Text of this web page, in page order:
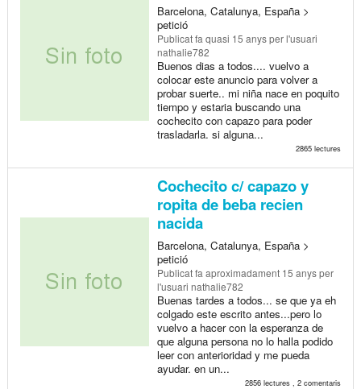
Barcelona, Catalunya, España >
petició
Publicatfa quasi 15 anysper l'usuari
nathalie782
Buenos dias a todos.... vuelvo a
colocar este anuncio para volver a
probar suerte.. mi niña nace en poquito
tiempo y estaria buscando una
cochecito con capazo para poder
trasladarla. si alguna...
2865 lectures
Cochecito c/ capazo y
ropita de beba recien
nacida
Barcelona, Catalunya, España >
petició
Publicatfa aproximadament 15 anysper
l'usuari nathalie782
Buenas tardes a todos... se que ya eh
colgado este escrito antes...pero lo
vuelvo a hacer con la esperanza de
que alguna persona no lo halla podido
leer con anterioridad y me pueda
ayudar. en un...
2856 lectures , 2 comentaris